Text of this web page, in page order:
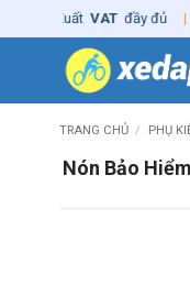
to
VAT đầy đủ | 🚚
TRANG CHỦ / PHỤ
Nón Bảo